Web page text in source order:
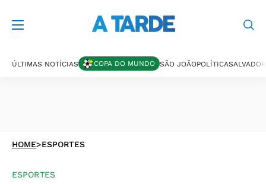
ÚLTIMAS NOTÍCIAS COPA DO MUNDO SÃO JOÃOPOLÍTICASALVADOR
HOME>ESPORTES
ESPORTES